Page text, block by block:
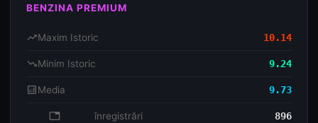
BENZINA PREMIUM
trending_upMaxim Istoric 10.14
trending_downMinim Istoric 9.24
analyticsMedia 9.73
database înregistrări 896